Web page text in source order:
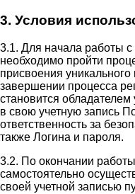
3. Условия
3.1. Для начала работы
необходимо пройти
присвоения
завершении процесса
становится
в свою учетную запись
ответственность за
также Логина и пароля.
3.2. По окончании
самостоятельно
своей учетной записью